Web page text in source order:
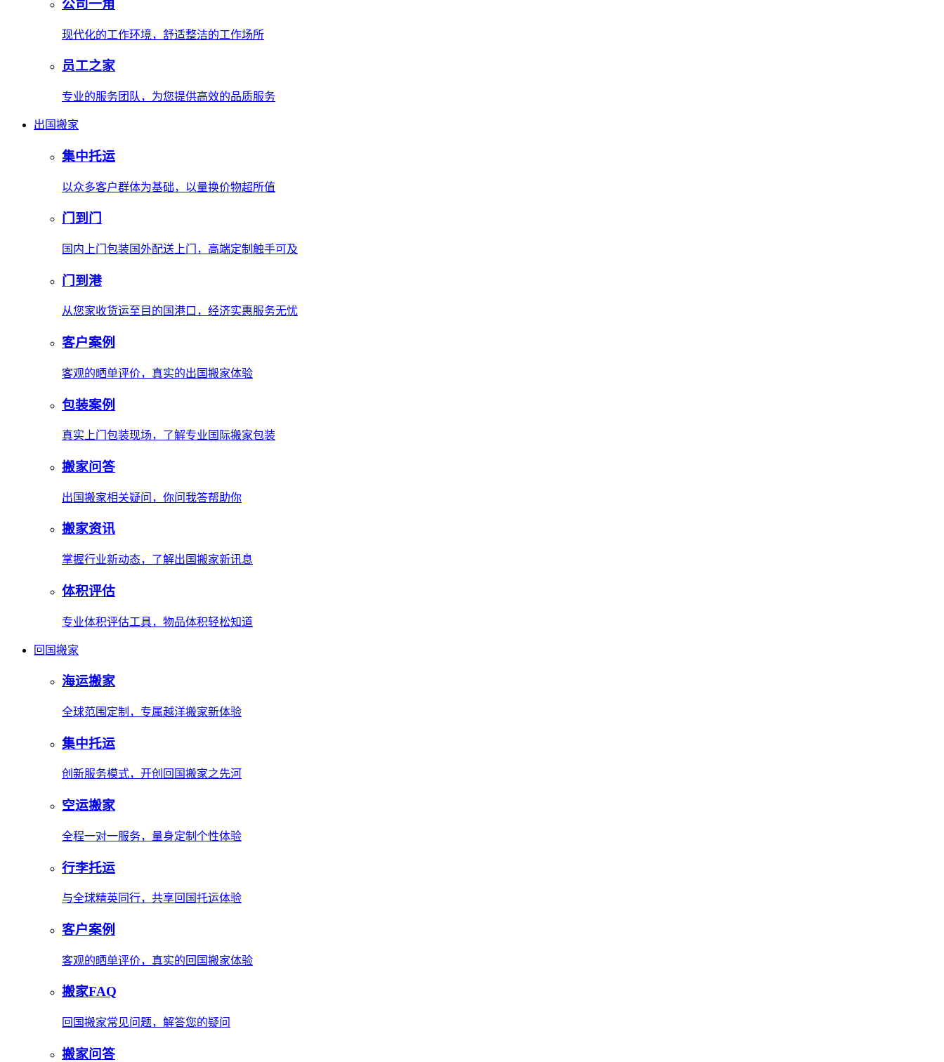
公司一角
现代化的工作环境，舒适整洁的工作场所
员工之家
专业的服务团队，为您提供高效的品质服务
出国搬家
集中托运
以众多客户群体为基础，以量换价物超所值
门到门
国内上门包装国外配送上门，高端定制触手可及
门到港
从您家收货运至目的国港口，经济实惠服务无忧
客户案例
客观的晒单评价，真实的出国搬家体验
包装案例
真实上门包装现场，了解专业国际搬家包装
搬家问答
出国搬家相关疑问，你问我答帮助你
搬家资讯
掌握行业新动态，了解出国搬家新讯息
体积评估
专业体积评估工具，物品体积轻松知道
回国搬家
海运搬家
全球范围定制，专属越洋搬家新体验
集中托运
创新服务模式，开创回国搬家之先河
空运搬家
全程一对一服务，量身定制个性体验
行李托运
与全球精英同行，共享回国托运体验
客户案例
客观的晒单评价，真实的回国搬家体验
搬家FAQ
回国搬家常见问题，解答您的疑问
搬家问答